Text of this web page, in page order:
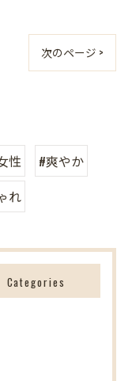
次のページ >
性
#爽やか
れ
Categories